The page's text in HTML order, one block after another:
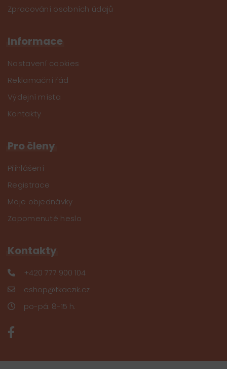
Zpracování osobních údajů
Informace
Nastavení cookies
Reklamační řád
Výdejní místa
Kontakty
Pro členy
Přihlášení
Registrace
Moje objednávky
Zapomenuté heslo
Kontakty
+420 777 900 104
eshop@tkaczik.cz
po-pá: 8-15 h.